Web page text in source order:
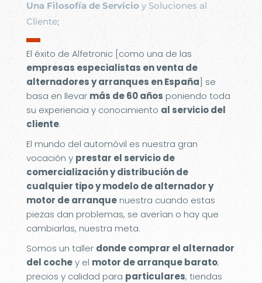
Una Filosofía de Servicioy Soluciones al
Cliente;
▬
El éxito de Alfetronic [como una de las
empresas especialistas en venta de
alternadores y arranques en España] se
basa en llevarmás de 60 años poniendo toda
su experiencia y conocimiento al servicio del
cliente.
El mundo del automóvil es nuestra gran
vocación y prestar el servicio de
comercialización y distribución de
cualquier tipo y modelo de alternador y
motor de arranquenuestra cuando estas
piezas dan problemas, se averían o hay que
cambiarlas, nuestra meta.
Somos un tallerdonde comprar el alternador
del cochey el motor de arranque barato;
precios y calidad para particulares, tiendas